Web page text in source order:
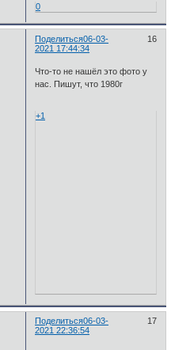
0
Поделиться 16
06-03-
2021 17:44:34
Что-то не нашёл это фото у
нас. Пишут, что 1980г
+1
Поделиться 17
06-03-
2021 22:36:54